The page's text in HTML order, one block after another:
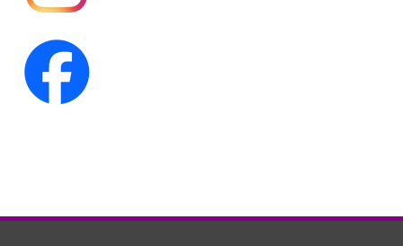
第16回人形供養祭
第15回人形供養祭
第12回人形供養祭平成22年3月9日